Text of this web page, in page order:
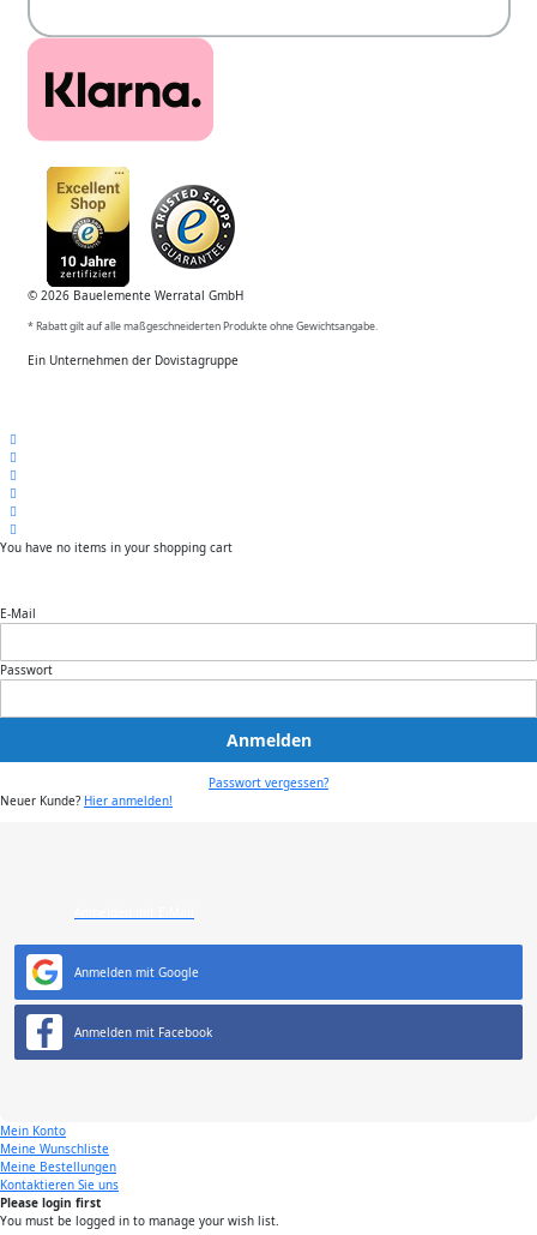
© 2026 Bauelemente Werratal GmbH
* Rabatt gilt auf alle maßgeschneiderten Produkte ohne Gewichtsangabe.
Ein Unternehmen der Dovistagruppe
You have no items in your shopping cart
E-Mail
Passwort
Anmelden
Passwort vergessen?
Neuer Kunde? Hier anmelden!
Anmelden mit Google
Anmelden mit Facebook
Mein Konto
Meine Wunschliste
Meine Bestellungen
Kontaktieren Sie uns
Please login first
You must be logged in to manage your wish list.